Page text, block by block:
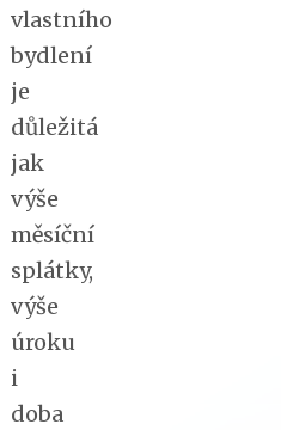
vlastního
bydlení
je
důležitá
jak
výše
měsíční
splátky,
výše
úroku
i
doba